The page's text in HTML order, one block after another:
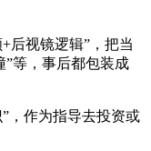
后视镜逻辑”，把当
”等，事后都包装成
，作为指导去投资或